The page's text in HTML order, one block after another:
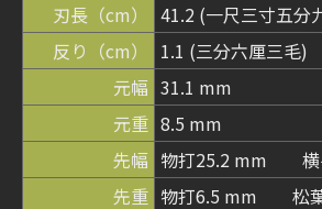
刃長（cm）
41.2 (一尺三寸五分
反り（cm）
1.1 (三分六厘三毛)
元幅 31.1 mm
元重 8.5 mm
先幅 物打25.2 mm 横
先重 物打6.5 mm 松